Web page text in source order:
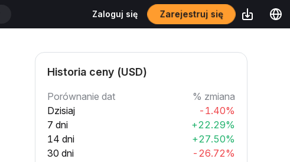
Zaloguj się Zarejestruj się
Historia ceny (USD)
Porównanie dat
% zmiana
Dzisiaj
-1.40%
7 dni
+22.29%
14 dni
+27.50%
30 dni
-26.72%